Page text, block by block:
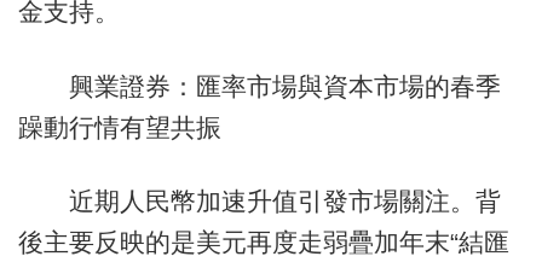
金支持。
興業證券：匯率市場與資本市場的春季
躁動行情有望共振
近期人民幣加速升值引發市場關注。背
後主要反映的是美元再度走弱疊加年末“結匯